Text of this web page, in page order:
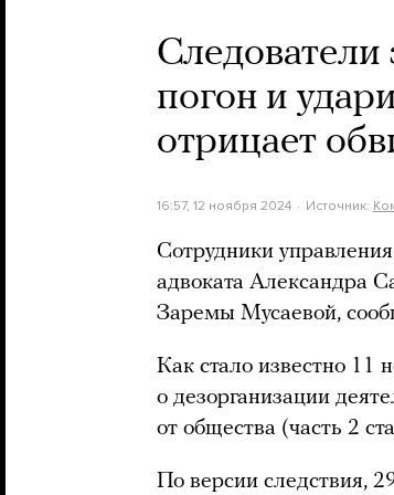
Следователи
погон и
отрицает
16:57, 12 ноября 2024 Источник:
Сотрудники
адвоката Александра
Заремы Мусаевой,
Как стало известно 11
о дезорганизации
от общества (часть 2
По версии следствия,